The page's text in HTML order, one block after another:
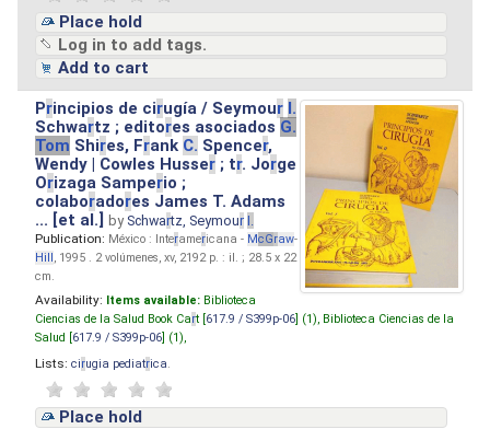
Place hold
Log in to add tags.
Add to cart
Principios de cirugía / Seymour I.
Schwartz ; editores asociados G.
Tom Shires, Frank C. Spencer,
Wendy | Cowles Husser ; tr. Jorge
Orizaga Samperio ;
colaboradores James T. Adams
... [et al.]by Schwartz, Seymour I.
Publication: México : Interamericana - McGraw-
Hill, 1995 . 2 volúmenes, xv, 2192 p. : il. ; 28.5 x 22
cm.
Availability: Items available: Biblioteca
Ciencias de la Salud Book Cart [ 617.9 / S399p-06 ] (1), Biblioteca Ciencias de la
Salud [ 617.9 / S399p-06 ] (1),
Lists: cirugia pediatrica
Place hold